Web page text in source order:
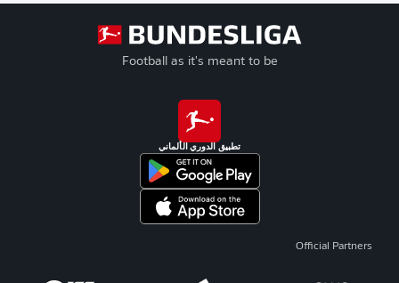
Football as it's meant to be
تطبيق الدوري الألماني
Official Partners